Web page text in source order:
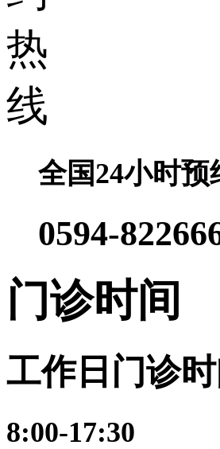
全国24小时预
0594-
门诊时间
工作日门诊时
8:00-17:30